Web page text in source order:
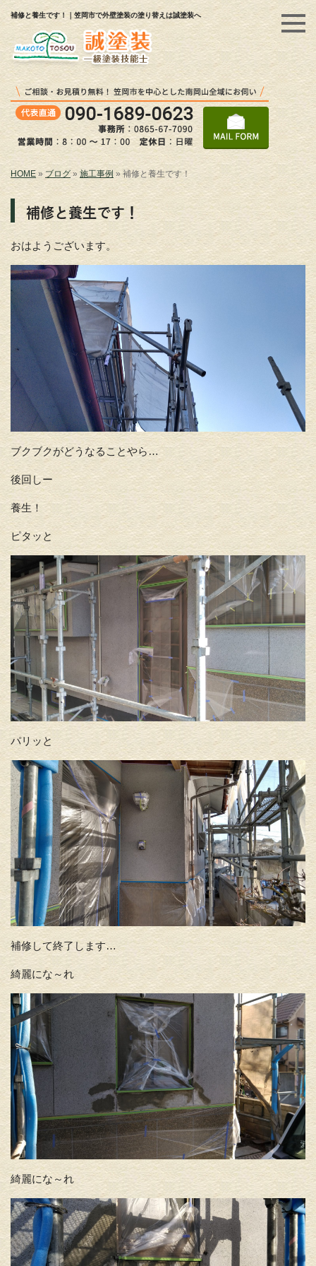
補修と養生です！｜笠岡市で外壁塗装の塗り替えは誠塗装へ
HOME» ブログ» 施工事例 » 補修と養生です！
補修と養生です！
おはようございます。
ブクブクがどうなることやら…
後回しー
養生！
ピタッと
パリッと
補修して終了します…
綺麗にな～れ
綺麗にな～れ